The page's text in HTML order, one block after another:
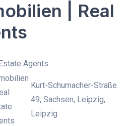
| Real
Agents
Kurt-Schumacher-Straße
49, Sachsen, Leipzig,
Leipzig